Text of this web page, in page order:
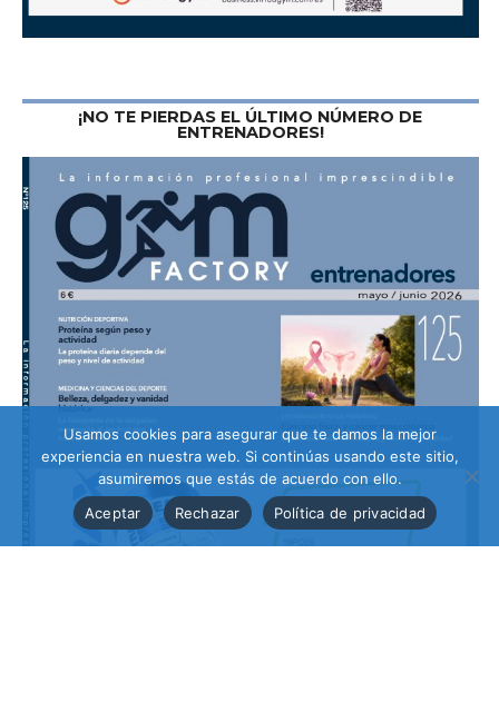
¡NO TE PIERDAS EL ÚLTIMO NÚMERO DE
ENTRENADORES!
Usamos cookies para asegurar que te damos la mejor
experiencia en nuestra web. Si continúas usando este sitio,
asumiremos que estás de acuerdo con ello.
Aceptar
Rechazar Política de privacidad